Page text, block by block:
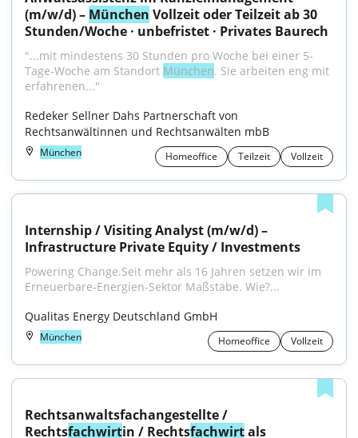
(m/w/d) – München Vollzeit oder Teilzeit ab 30
Stunden/Woche · unbefristet · Privates Baurech
"...mit mindestens 30 Stunden pro Woche bei einer 5-
Tage-Woche am Standort München. Sie arbeiten eng mit
erfahrenen..."
Redeker Sellner Dahs Partnerschaft von
Rechtsanwältinnen und Rechtsanwälten mbB
München Homeoffice Teilzeit Vollzeit
Internship / Visiting Analyst (m/w/d) –
Infrastructure Private Equity / Investments
Powering Change.Seit mehr als 16 Jahren setzen wir im
Erneuerbare-Energien-Sektor Maßstäbe. Wie?...
Qualitas Energy Deutschland GmbH
München Homeoffice Vollzeit
Rechtsanwaltsfachangestellte /
Rechtsfachwirtin / Rechtsfachwirt als